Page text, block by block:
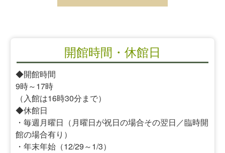
開館時間・休館日
◆開館時間
9時～17時
（入館は16時30分まで）
◆休館日
・毎週月曜日（月曜日が祝日の場合その翌日／臨時開
館の場合有り）
・年末年始（12/29～1/3）